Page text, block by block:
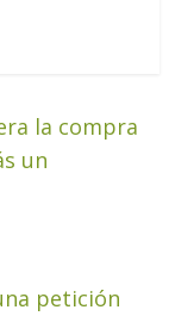
la compra
un
petición